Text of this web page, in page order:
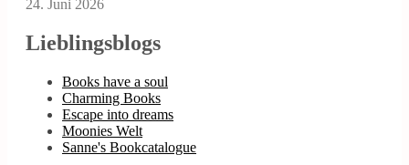
24. Juni 2026
Lieblingsblogs
Books have a soul
Charming Books
Escape into dreams
Moonies Welt
Sanne's Bookcatalogue